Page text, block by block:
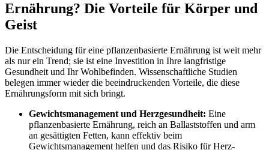
Ernährung? Die Vorteile für Körper und
Geist
Die Entscheidung für eine pflanzenbasierte Ernährung ist weit mehr
als nur ein Trend; sie ist eine Investition in Ihre langfristige
Gesundheit und Ihr Wohlbefinden. Wissenschaftliche Studien
belegen immer wieder die beeindruckenden Vorteile, die diese
Ernährungsform mit sich bringt.
Gewichtsmanagement und Herzgesundheit: Eine
pflanzenbasierte Ernährung, reich an Ballaststoffen und arm
an gesättigten Fetten, kann effektiv beim
Gewichtsmanagement helfen und das Risiko für Herz-